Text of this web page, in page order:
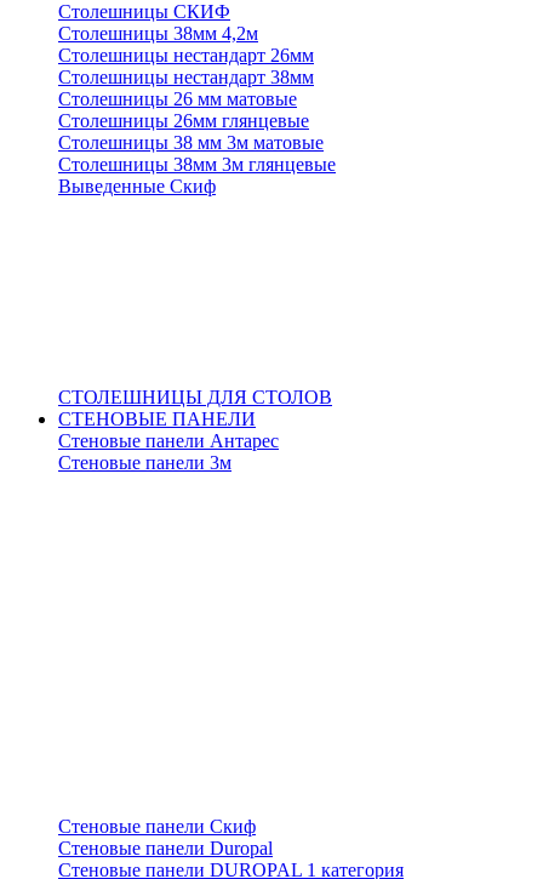
Столешницы СКИФ
Столешницы 38мм 4,2м
Столешницы нестандарт 26мм
Столешницы нестандарт 38мм
Столешницы 26 мм матовые
Столешницы 26мм глянцевые
Столешницы 38 мм 3м матовые
Столешницы 38мм 3м глянцевые
Выведенные Скиф
СТОЛЕШНИЦЫ ДЛЯ СТОЛОВ
СТЕНОВЫЕ ПАНЕЛИ
Стеновые панели Антарес
Стеновые панели 3м
Стеновые панели Скиф
Стеновые панели Duropal
Стеновые панели DUROPAL 1 категория